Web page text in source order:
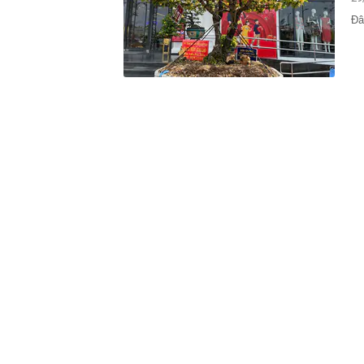
00:01
VNPT nắm
Viettel Global
00:01
Nắm trong
MWG chỉ
00:01
Khám xét